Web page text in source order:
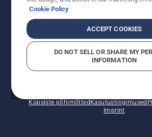
Küpsiste põhimõttedKasutustingimused
Imprint
Cookie Policy
ACCEPT COOKIES
DO NOT SELL OR SHARE MY
INFORMATION